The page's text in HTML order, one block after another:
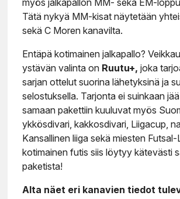
myös jalkapallon MM- sekä EM-
Tätä nykyä MM-kisat näytetään
sekä C Moren kanavilta.
Entäpä kotimainen jalkapallo?
ystävän valinta on Ruutu+,joka
sarjan ottelut suorina lähetyksinä ja
selostuksella. Tarjonta ei suinkaan
samaan pakettiin kuuluvat myös
ykkösdivari, kakkosdivari, Liigacup,
Kansallinen liiga sekä miesten Futsal-
kotimainen futis siis löytyy kätevästi
paketista!
Alta näet eri kanavien tiedot